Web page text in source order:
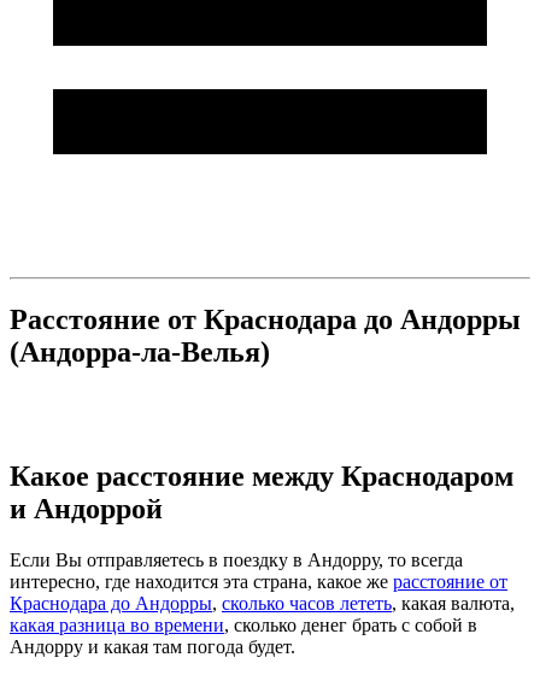
Расстояние от Краснодара до Андорры
(Андорра-ла-Велья)
Какое расстояние между Краснодаром
и Андоррой
Если Вы отправляетесь в поездку в Андорру, то всегда
интересно, где находится эта страна, какое же расстояние от
Краснодара до Андорры, сколько часов лететь, какая валюта,
какая разница во времени, сколько денег брать с собой в
Андорру и какая там погода будет.